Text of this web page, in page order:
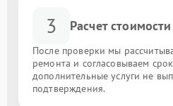
3 Расчет стоимости
После проверки мы
ремонта и согласовываем
дополнительные услуги не
подтверждения.